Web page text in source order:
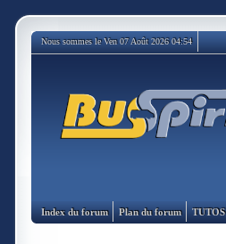
Nous sommes le Ven 07 Août 2026 04:54
Index du forum Plan du forum TUTOS